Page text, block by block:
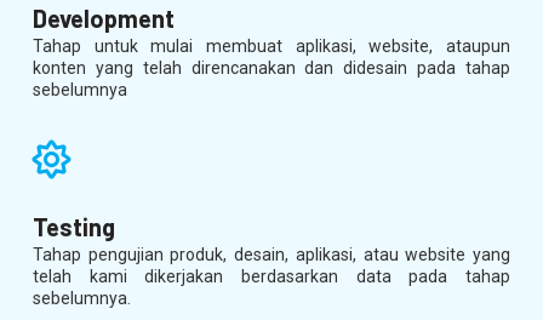
Development
Tahap untuk mulai membuat aplikasi, website, ataupun
konten yang telah direncanakan dan didesain pada tahap
sebelumnya
Testing
Tahap pengujian produk, desain, aplikasi, atau website yang
telah kami dikerjakan berdasarkan data pada tahap
sebelumnya.